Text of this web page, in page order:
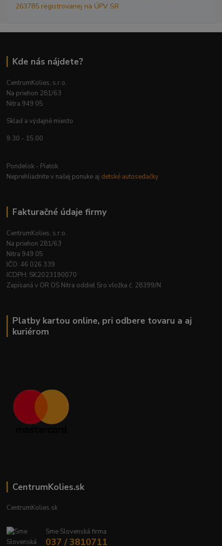
263785 registrovanej na ÚPV SR
Kde nás nájdete?
CentrumKolies, s.r.o.
Na priehon 281/63
Nitra 949 05
Sklad a výdajné miesto
9.30 - 15.00
Pondelok - Piatok
Neprehliadnite v našej ponuke aj detské autosedačky
Fakturačné údaje firmy
CentrumKolies, s.r.o.
Na priehon 281/63
Nitra 949 05
IČO: 46 026 339
ICDPH: SK2023190070
Zapísaná v OR OS Nitra oddiel Sro vložka č. 28399/N
Platby kartou online, pri odbere tovaru a aj
kuriérom
CentrumKolies.sk
CentrumKolies.sk
Sme Slovenská firma
037 / 3810711